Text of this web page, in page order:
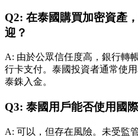
Q2: 在泰國購買加密資產
迎？
A: 由於公眾信任度高，銀行轉
行卡支付。泰國投資者通常使
泰銖入金。
Q3: 泰國用戶能否使用國
A: 可以，但存在風險。未受監